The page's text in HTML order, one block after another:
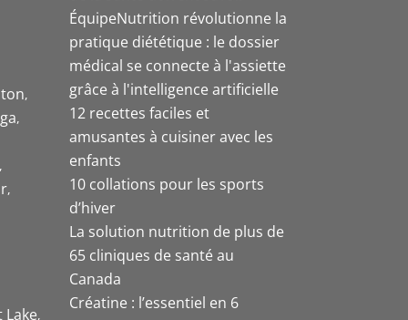
Lake
ÉquipeNutrition révolutionne la
pratique diététique : le dossier
médical se connecte à l'assiette
grâce à l'intelligence artificielle
12 recettes faciles et
amusantes à cuisiner avec les
enfants
10 collations pour les sports
d’hiver
La solution nutrition de plus de
65 cliniques de santé au
Canada
Créatine : l’essentiel en 6